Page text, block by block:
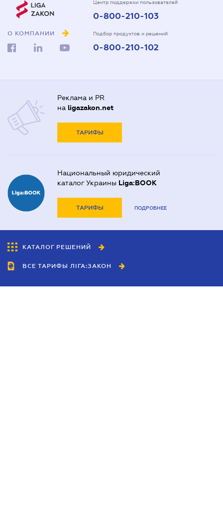
О КОМПАНИИ
Центр поддержки пользователей
0-800-210-103
Подбор продуктов и решений
0-800-210-102
Реклама и PR
на ligazakon.net
ТАРИФЫ
Национальный юридический
каталог Украины Liga:BOOK
ТАРИФЫ ПОДРОБНЕЕ
КАТАЛОГ РЕШЕНИЙ
ВСЕ ТАРИФЫ ЛІГА:ЗАКОН